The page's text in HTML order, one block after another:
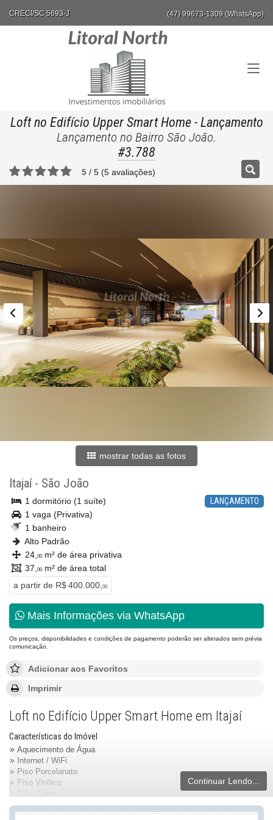
CRECI/SC 5693-J (47) 99673-1309 (WhatsApp)
Loft no Edifício Upper Smart Home- Lançamento
Lançamento no Bairro São João.
#3.788
5 / 5 (5 avaliações)
mostrar todas as fotos
Itajaí- São João
LANÇAMENTO
1 dormitório (1 suíte)
1 vaga (Privativa)
1 banheiro
Alto Padrão
24, 00m² de área privativa
37, 00m² de área total
a partir de R$ 400.000, 00
Mais Informações via WhatsApp
Os preços, disponibilidades e condições de pagamento poderão ser alterados sem prévia
comunicação.
Adicionar aos Favoritos
Imprimir
Loft no Edifício Upper Smart Home em Itajaí
Características do Imóvel
Aquecimento de Água
Internet / WiFi
Piso Porcelanato
Piso Vinílico
Infra para Ar Split
Andar Alto
Continuar Lendo...